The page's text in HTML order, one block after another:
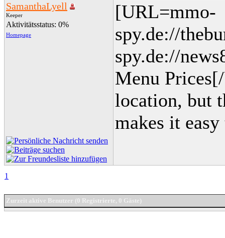
SamanthaLyell
Keeper
Aktivitätsstatus: 0%
Homepage
[URL=mmo-
spy.de://
spy.de://
Menu
location, but
makes it
1
Zurzeit aktive Benutzer (0 Registrierte, 0 Gäste)